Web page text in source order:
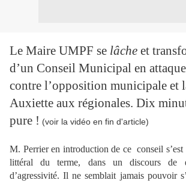
Le Maire UMPF se lâche et
d’un Conseil Municipal en
contre l’opposition municipale et
Auxiette aux régionales. Dix
pure ! (voir la vidéo en fin d'article)
M. Perrier en introduction de ce conseil s’est
littéral du terme, dans un discours de
d’agressivité. Il ne semblait jamais pouvoir